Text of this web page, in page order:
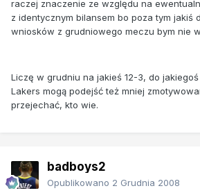
raczej znaczenie ze względu na
z identycznym bilansem bo poza tym jakiś
wniosków z grudniowego meczu bym nie
Liczę w grudniu na jakieś 12-3, do jakiegoś
Lakers mogą podejść też mniej
przejechać, kto wie.
badboys2
Opublikowano 2 Grudnia 2008